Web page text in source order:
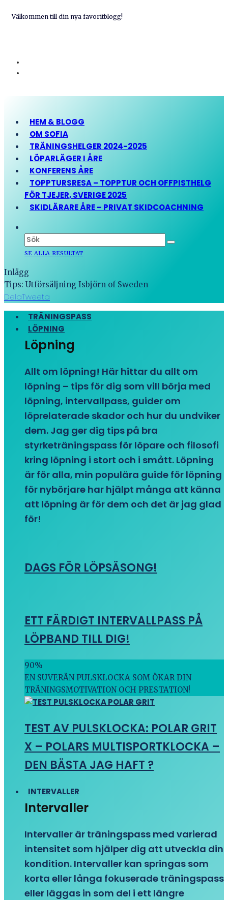
Välkommen till din nya favoritblogg!
HEM & BLOGG
OM SOFIA
TRÄNINGSHELGER 2024-2025
LÖPARLÄGER I ÅRE
KONFERENS ÅRE
TOPPTURSRESA – TOPPTUR OCH OFFPISTHELG
FÖR TJEJER, SVERIGE 2025
SKIDLÄRARE ÅRE – PRIVAT SKIDCOACHNING
SE ALLA RESULTAT
Inlägg
Tips: Utförsäljning Isbjörn of Sweden
DelaTweeta
TRÄNINGSPASS
LÖPNING
Löpning
Allt om löpning! Här hittar du allt om
löpning – tips för dig som vill börja med
löpning, intervallpass, guider om
löprelaterade skador och hur du undviker
dem. Jag ger dig tips på bra
styrketräningspass för löpare och filosofi
kring löpning i stort och i smått. Löpning
är för alla, min populära guide för löpning
för nybörjare har hjälpt många att känna
att löpning är för dem och det är jag glad
för!
DAGS FÖR LÖPSÄSONG!
ETT FÄRDIGT INTERVALLPASS PÅ
LÖPBAND TILL DIG!
90%
EN SUVERÄN PULSKLOCKA SOM ÖKAR DIN
TRÄNINGSMOTIVATION OCH PRESTATION!
TEST AV PULSKLOCKA: POLAR GRIT
X – POLARS MULTISPORTKLOCKA –
DEN BÄSTA JAG HAFT ?
INTERVALLER
Intervaller
Intervaller är träningspass med varierad
intensitet som hjälper dig att utveckla din
kondition. Intervaller kan springas som
korta eller långa fokuserade träningspass
eller läggas in som del i ett längre